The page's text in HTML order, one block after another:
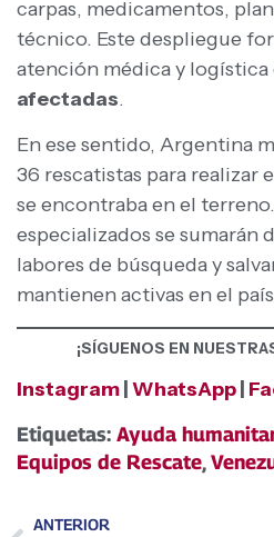
carpas, medicamentos,
técnico. Este despliegue
atención médica y logística
afectadas.
En ese sentido, Argentina
36 rescatistas para realizar
se encontraba en el
especializados se sumarán
labores de búsqueda y
mantienen activas en el
¡SÍGUENOS EN
Instagram WhatsApp
Etiquetas: Ayuda
Equipos de Rescate,
ANTERIOR